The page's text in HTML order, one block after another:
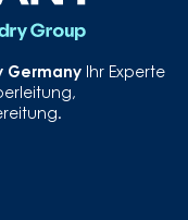
Germany Ihr Experte